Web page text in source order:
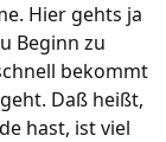
Hier gehts ja
Beginn zu
bekommt
Daß heißt,
hast, ist viel